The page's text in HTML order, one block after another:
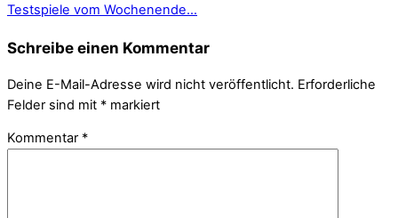
Testspiele vom Wochenende…
Schreibe einen Kommentar
Deine E-Mail-Adresse wird nicht veröffentlicht. Erforderliche
Felder sind mit * markiert
Kommentar *